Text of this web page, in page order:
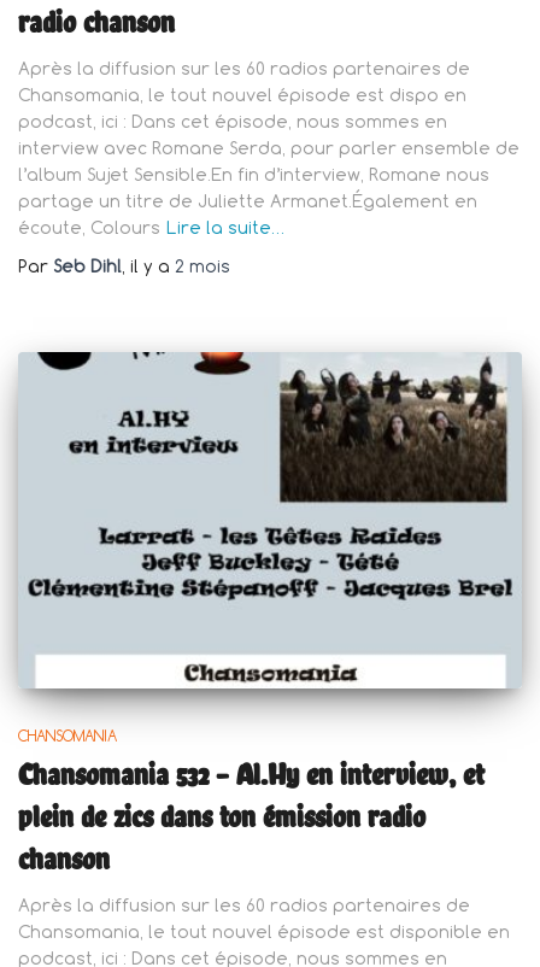
radio chanson
Après la diffusion sur les 60 radios partenaires de
Chansomania, le tout nouvel épisode est dispo en
podcast, ici : Dans cet épisode, nous sommes en
interview avec Romane Serda, pour parler ensemble de
l’album Sujet Sensible.En fin d’interview, Romane nous
partage un titre de Juliette Armanet.Également en
écoute, Colours Lire la suite…
Par Seb Dihl, il y a 2 mois
CHANSOMANIA
Chansomania 532 – Al.Hy en interview, et
plein de zics dans ton émission radio
chanson
Après la diffusion sur les 60 radios partenaires de
Chansomania, le tout nouvel épisode est disponible en
podcast, ici : Dans cet épisode, nous sommes en